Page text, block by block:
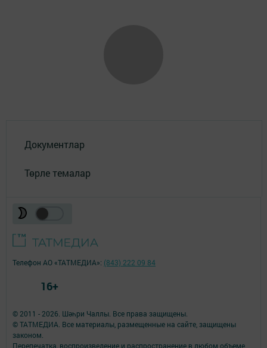
Документлар
Төрле темалар
© 2011 - 2026. Шәһри Чаллы. Все права защищены.
© ТАТМЕДИА. Все материалы, размещенные на сайте, защищены
законом.
Перепечатка, воспроизведение и распространение в любом объеме
Телефон АО «ТАТМЕДИА»: (843) 222 09 84
16+